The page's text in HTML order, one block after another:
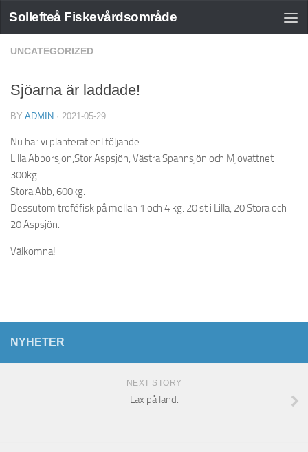
Sollefteå Fiskevårdsområde
UNCATEGORIZED
Sjöarna är laddade!
BY ADMIN · 2021-05-29
Nu har vi planterat enl följande.
Lilla Abborsjön,Stor Aspsjön, Västra Spannsjön och Mjövattnet
300kg.
Stora Abb, 600kg.
Dessutom troféfisk på mellan 1 och 4 kg. 20 st i Lilla, 20 Stora och
20 Aspsjön.
Välkomna!
NYHETER
NEXT STORY
Lax på land.